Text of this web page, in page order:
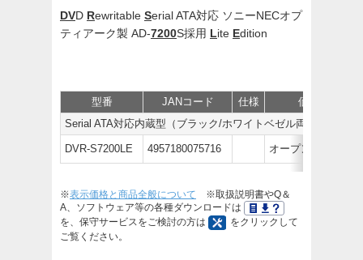
DVD Rewritable Serial ATA対応 ソニーNECオプ
ティアーク製 AD-7200S採用 Lite Edition
型番 JANコード 仕様 価格
Serial ATA対応内蔵型（ブラック/ホワイトベゼル両対応）
DVR-S7200LE 4957180075716 オープン価格
※表示価格と商品全般について ※取扱説明書やQ＆
A、ソフトウェア等の各種ダウンロードは
を、保守サービスをご検討の方は
をクリックして
ご覧ください。